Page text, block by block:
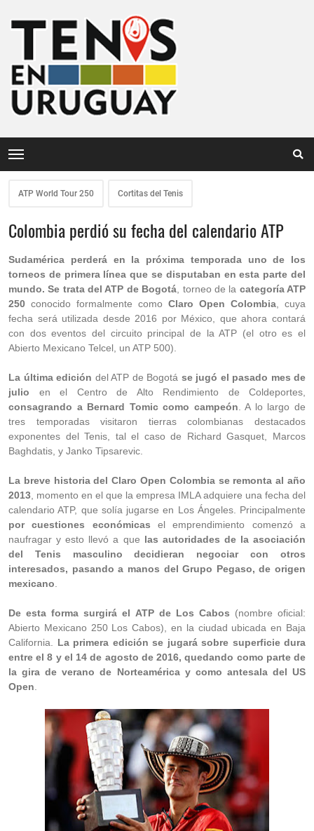
ATP World Tour 250 Cortitas del Tenis
Colombia perdió su fecha del calendario ATP
Sudamérica perderá en la próxima temporada uno de los
torneos de primera línea que se disputaban en esta parte del
mundo. Se trata del ATP de Bogotá , torneo de la categoría ATP
250 conocido formalmente como Claro Open Colombia , cuya
fecha será utilizada desde 2016 por México, que ahora contará
con dos eventos del circuito principal de la ATP (el otro es el
Abierto Mexicano Telcel, un ATP 500).
La última edición del ATP de Bogotá se jugó el pasado mes de
julio en el Centro de Alto Rendimiento de Coldeportes,
consagrando a Bernard Tomic como campeón . A lo largo de
tres temporadas visitaron tierras colombianas destacados
exponentes del Tenis, tal el caso de Richard Gasquet, Marcos
Baghdatis, y Janko Tipsarevic.
La breve historia del Claro Open Colombia se remonta al año
2013 , momento en el que la empresa IMLA adquiere una fecha del
calendario ATP, que solía jugarse en Los Ángeles. Principalmente
por cuestiones económicas el emprendimiento comenzó a
naufragar y esto llevó a que las autoridades de la asociación
del Tenis masculino decidieran negociar con otros
interesados, pasando a manos del Grupo Pegaso, de origen
mexicano
De esta forma surgirá el ATP de Los Cabos (nombre oficial:
Abierto Mexicano 250 Los Cabos), en la ciudad ubicada en Baja
California. La primera edición se jugará sobre superficie dura
entre el 8 y el 14 de agosto de 2016, quedando como parte de
la gira de verano de Norteamérica y como antesala del US
Open